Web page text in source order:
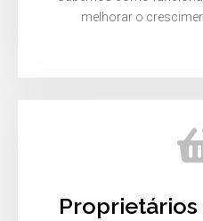
melhorar o